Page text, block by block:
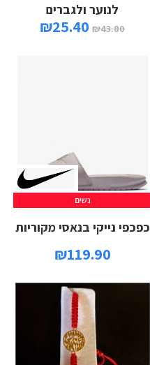
לנוער ולגברים
₪43.80
₪25.40
נשים
כפכפי נייקי בנאסי מקוריות
₪119.90